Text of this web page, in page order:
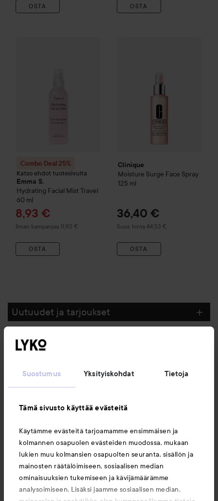
Suostumus Yksityiskohdat Tietoja
Tämä sivusto käyttää evästeitä
Käytämme evästeitä tarjoamamme ensimmäisen ja
kolmannen osapuolen evästeiden muodossa, mukaan
lukien muu kolmansien osapuolten seuranta, sisällön ja
mainosten räätälöimiseen, sosiaalisen median
ominaisuuksien tukemiseen ja kävijämäärämme
analysoimiseen. Lisäksi jaamme sosiaalisen median,
OSTA OSTA
Combo Deal 25%
Katso ehdot tuotesivulta
Emma S.
Hydrating Facial Mist Travel
60 ml
Tarjoushinta
8,93 €
Ilman kampanjaa 11,90 €
OSTA
Clinique
Moisture Surge Face Spray
125 ml
36,40 €
Suos. hinta 44,53 €
Suositeltu hinta 44,53 €
OSTA
Uutuudet ja tarjoukset
Seuraa meitä
Asiakaspalvelu
Tietoja
Saattaisit myös tykätä